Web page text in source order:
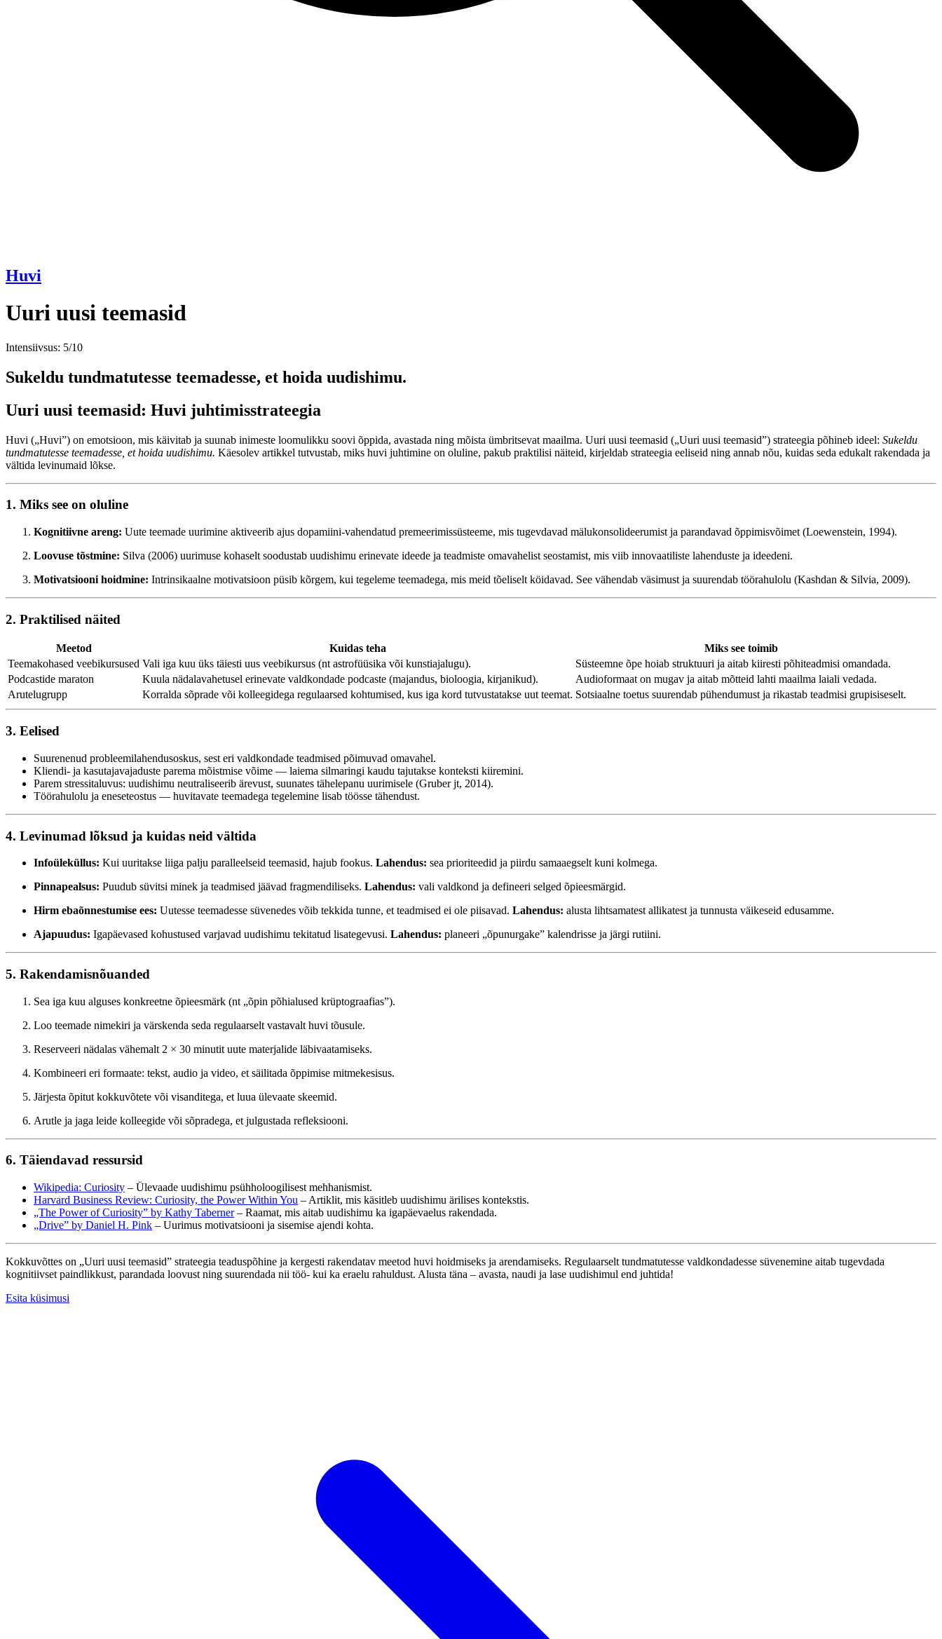
Huvi
Uuri uusi teemasid
Intensiivsus: 5/10
Sukeldu tundmatutesse teemadesse, et hoida uudishimu.
Uuri uusi teemasid: Huvi juhtimisstrateegia
Huvi („Huvi”) on emotsioon, mis käivitab ja suunab inimeste loomulikku soovi õppida, avastada ning mõista ümbritsevat maailma. Uuri uusi teemasid („Uuri uusi teemasid”) strateegia põhineb ideel: Sukeldu
tundmatutesse teemadesse, et hoida uudishimu. Käesolev artikkel tutvustab, miks huvi juhtimine on oluline, pakub praktilisi näiteid, kirjeldab strateegia eeliseid ning annab nõu, kuidas seda edukalt rakendada ja
vältida levinumaid lõkse.
1. Miks see on oluline
Kognitiivne areng: Uute teemade uurimine aktiveerib ajus dopamiini-vahendatud premeerimissüsteeme, mis tugevdavad mälukonsolideerumist ja parandavad õppimisvõimet (Loewenstein, 1994).
Loovuse tõstmine: Silva (2006) uurimuse kohaselt soodustab uudishimu erinevate ideede ja teadmiste omavahelist seostamist, mis viib innovaatiliste lahenduste ja ideedeni.
Motivatsiooni hoidmine: Intrinsikaalne motivatsioon püsib kõrgem, kui tegeleme teemadega, mis meid tõeliselt köidavad. See vähendab väsimust ja suurendab töörahulolu (Kashdan & Silvia, 2009).
2. Praktilised näited
Meetod Kuidas teha
Miks see toimib
Teemakohased veebikursused Vali iga kuu üks täiesti uus veebikursus (nt astrofüüsika või kunstiajalugu).
Süsteemne õpe hoiab struktuuri ja aitab kiiresti põhiteadmisi omandada.
Podcastide maraton
Kuula nädalavahetusel erinevate valdkondade podcaste (majandus, bioloogia, kirjanikud).
Audioformaat on mugav ja aitab mõtteid lahti maailma laiali vedada.
Arutelugrupp
Korralda sõprade või kolleegidega regulaarsed kohtumised, kus iga kord tutvustatakse uut teemat. Sotsiaalne toetus suurendab pühendumust ja rikastab teadmisi grupisiseselt.
3. Eelised
Suurenenud probleemilahendusoskus, sest eri valdkondade teadmised põimuvad omavahel.
Kliendi- ja kasutajavajaduste parema mõistmise võime — laiema silmaringi kaudu tajutakse konteksti kiiremini.
Parem stressitaluvus: uudishimu neutraliseerib ärevust, suunates tähelepanu uurimisele (Gruber jt, 2014).
Töörahulolu ja eneseteostus — huvitavate teemadega tegelemine lisab töösse tähendust.
4. Levinumad lõksud ja kuidas neid vältida
Infoüleküllus: Kui uuritakse liiga palju paralleelseid teemasid, hajub fookus. Lahendus: sea prioriteedid ja piirdu samaaegselt kuni kolmega.
Pinnapealsus: Puudub süvitsi minek ja teadmised jäävad fragmendiliseks. Lahendus: vali valdkond ja defineeri selged õpieesmärgid.
Hirm ebaõnnestumise ees: Uutesse teemadesse süvenedes võib tekkida tunne, et teadmised ei ole piisavad. Lahendus: alusta lihtsamatest allikatest ja tunnusta väikeseid edusamme.
Ajapuudus: Igapäevased kohustused varjavad uudishimu tekitatud lisategevusi. Lahendus: planeeri „õpunurgake” kalendrisse ja järgi rutiini.
5. Rakendamisnõuanded
Sea iga kuu alguses konkreetne õpieesmärk (nt „õpin põhialused krüptograafias”).
Loo teemade nimekiri ja värskenda seda regulaarselt vastavalt huvi tõusule.
Reserveeri nädalas vähemalt 2 × 30 minutit uute materjalide läbivaatamiseks.
Kombineeri eri formaate: tekst, audio ja video, et säilitada õppimise mitmekesisus.
Järjesta õpitut kokkuvõtete või visanditega, et luua ülevaate skeemid.
Arutle ja jaga leide kolleegide või sõpradega, et julgustada refleksiooni.
6. Täiendavad ressursid
Wikipedia: Curiosity – Ülevaade uudishimu psühholoogilisest mehhanismist.
Harvard Business Review: Curiosity, the Power Within You – Artiklit, mis käsitleb uudishimu ärilises kontekstis.
„The Power of Curiosity” by Kathy Taberner– Raamat, mis aitab uudishimu ka igapäevaelus rakendada.
„Drive” by Daniel H. Pink – Uurimus motivatsiooni ja sisemise ajendi kohta.
Kokkuvõttes on „Uuri uusi teemasid” strateegia teaduspõhine ja kergesti rakendatav meetod huvi hoidmiseks ja arendamiseks. Regulaarselt tundmatutesse valdkondadesse süvenemine aitab tugevdada
kognitiivset paindlikkust, parandada loovust ning suurendada nii töö- kui ka eraelu rahuldust. Alusta täna – avasta, naudi ja lase uudishimul end juhtida!
Esita küsimusi